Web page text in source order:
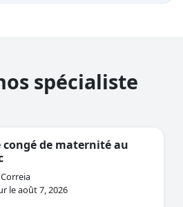
spécialiste
congé de maternité au
le août 7, 2026